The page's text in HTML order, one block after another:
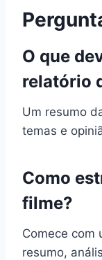
O que
relatório
Um resumo
temas e
Como
filme?
Comece com
resumo,